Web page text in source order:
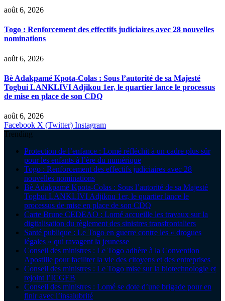
août 6, 2026
Togo : Renforcement des effectifs judiciaires avec 28 nouvelles
nominations
août 6, 2026
Bè Adakpamé Kpota-Colas : Sous l’autorité de sa Majesté
Togbui LANKLIVI Adjikou 1er, le quartier lance le processus
de mise en place de son CDQ
août 6, 2026
Facebook X (Twitter) Instagram
Trending
Protection de l’enfance : Lomé réfléchit à un cadre plus sûr
pour les enfants à l’ère du numérique
Togo : Renforcement des effectifs judiciaires avec 28
nouvelles nominations
Bè Adakpamé Kpota-Colas : Sous l’autorité de sa Majesté
Togbui LANKLIVI Adjikou 1er, le quartier lance le
processus de mise en place de son CDQ
Carte Brune CEDEAO : Lomé accueille les travaux sur la
digitalisation du règlement des sinistres transfrontaliers
Santé publique : Le Togo en guerre contre les « drogues
légales » qui ravagent la jeunesse
Conseil des ministres : Le Togo adhère à la Convention
Apostille pour faciliter la vie des citoyens et des entreprises
Conseil des ministres : Le Togo mise sur la biotechnologie et
rejoint l’ICGEB
Conseil des ministres : Lomé se dote d’une brigade pour en
finir avec l’insalubrité